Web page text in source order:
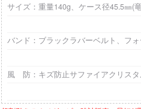
サイズ：重量140g、ケース径45.5㎜(
バンド：ブラックラバーベルト、フ
風 防：キズ防止サファイアクリスタ